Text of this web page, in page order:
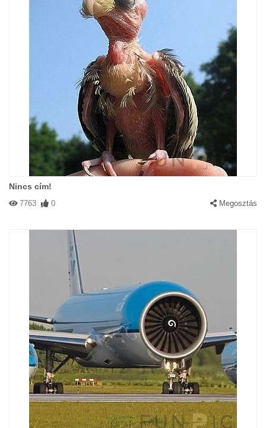
Nincs cím!
7763 0 Megosztás